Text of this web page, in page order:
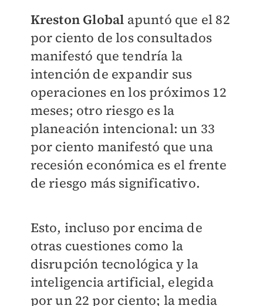
Kreston Global apuntó que el 82
por ciento de los consultados
manifestó que tendría la
intención de expandir sus
operaciones en los próximos 12
meses; otro riesgo es la
planeación intencional: un 33
por ciento manifestó que una
recesión económica es el frente
de riesgo más significativo.
Esto, incluso por encima de
otras cuestiones como la
disrupción tecnológica y la
inteligencia artificial, elegida
por un 22 por ciento; la media